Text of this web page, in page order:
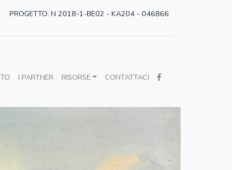
PROGETTO: N 2018-1-BE02 - KA204 - 046866
I PARTNER RISORSE CONTATTACI